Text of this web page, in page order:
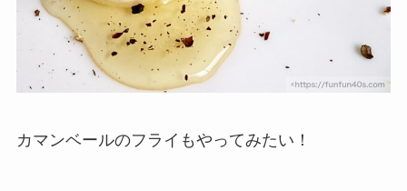
カマンベールのフライもやってみたい！